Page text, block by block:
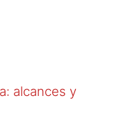
alcances y